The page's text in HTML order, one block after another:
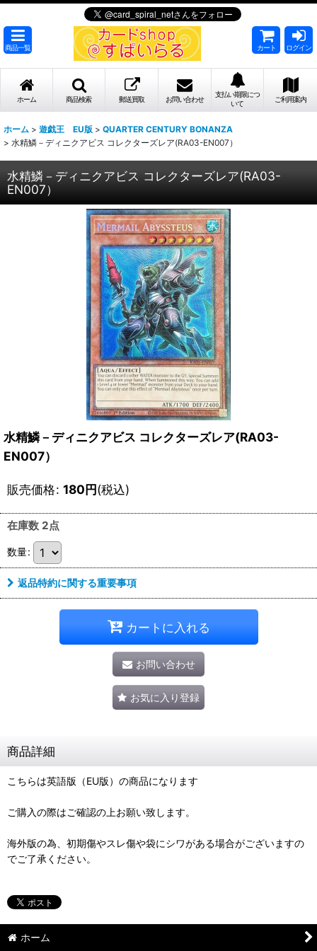
商品一覧 カート ログイン
ホーム 商品検索 郵送買取 お問い合わせ
支払い期限につ
いて
ご利用案内
ホーム > 遊戯王 EU版 > QUARTER CENTURY BONANZA
> 水精鱗－ディニクアビス コレクターズレア(RA03-EN007）
水精鱗－ディニクアビス コレクターズレア(RA03-
EN007）
水精鱗－ディニクアビス コレクターズレア(RA03-
EN007）
販売価格: 180円(税込)
在庫数 2点
数量:
返品特約に関する重要事項
カートに入れる
お問い合わせ
お気に入り登録
商品詳細
こちらは英語版（EU版）の商品になります
ご購入の際はご確認の上お願い致します。
海外版の為、初期傷やスレ傷や袋にシワがある場合がございますの
でご了承ください。
ホーム